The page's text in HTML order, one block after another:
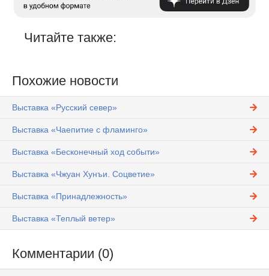
Читайте также:
Похожие новости
Выставка «Русский север»
Выставка «Чаепитие с фламинго»
Выставка «Бесконечный ход событи»
Выставка «Чжуан Хунъи. Соцветие»
Выставка «Принадлежность»
Выставка «Теплый ветер»
Комментарии (0)